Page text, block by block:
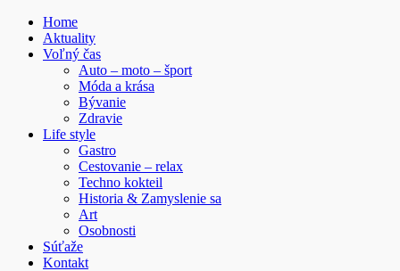
Home
Aktuality
Voľný čas
Auto – moto – šport
Móda a krása
Bývanie
Zdravie
Life style
Gastro
Cestovanie – relax
Techno kokteil
Historia & Zamyslenie sa
Art
Osobnosti
Súťaže
Kontakt